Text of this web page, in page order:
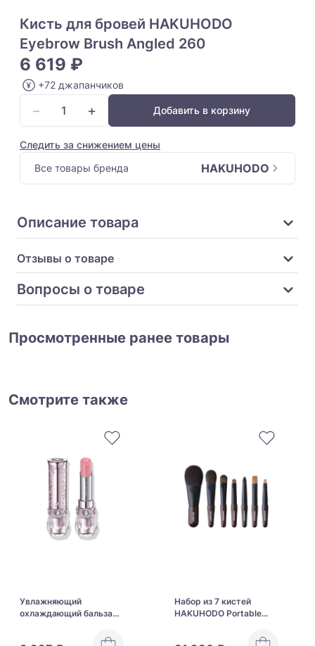
Кисть для бровей HAKUHODO
Eyebrow Brush Angled 260
6 619 ₽
+72 джапанчиков
− + Добавить в корзину
Следить за снижением цены
Все товары бренда
HAKUHODO
Описание товара
Отзывы о товаре
Вопросы о товаре
Просмотренные ранее товары
Смотрите также
Увлажняющий
охлаждающий бальзам
Набор из 7 кистей
HAKUHODO Portable